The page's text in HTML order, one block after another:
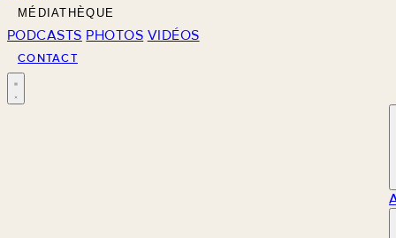
MÉDIATHÈQUE
PODCASTS PHOTOS VIDÉOS
CONTACT